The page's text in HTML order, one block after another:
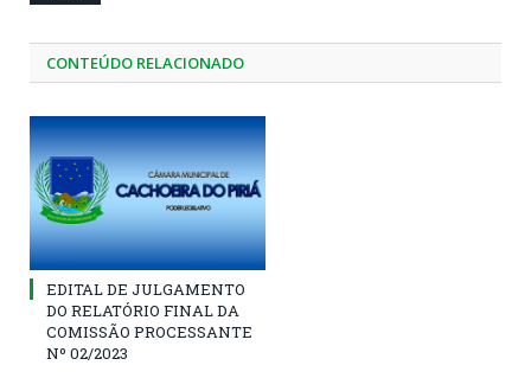
CONTEÚDO RELACIONADO
EDITAL DE JULGAMENTO
DO RELATÓRIO FINAL DA
COMISSÃO PROCESSANTE
Nº 02/2023